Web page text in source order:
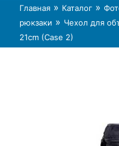
Главная » Каталог »
рюкзаки » Чехол для
21cm (Case 2)